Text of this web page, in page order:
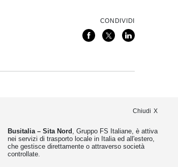
CONDIVIDI
Chiudi
Busitalia – Sita Nord , Gruppo FS Italiane, è attiva
nei servizi di trasporto locale in Italia ed all'estero,
che gestisce direttamente o attraverso società
controllate.